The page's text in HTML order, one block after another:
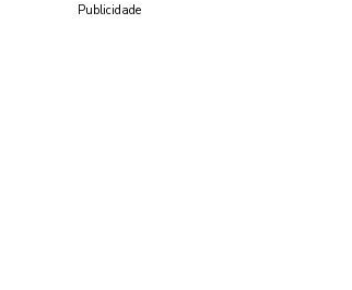
Publicidade